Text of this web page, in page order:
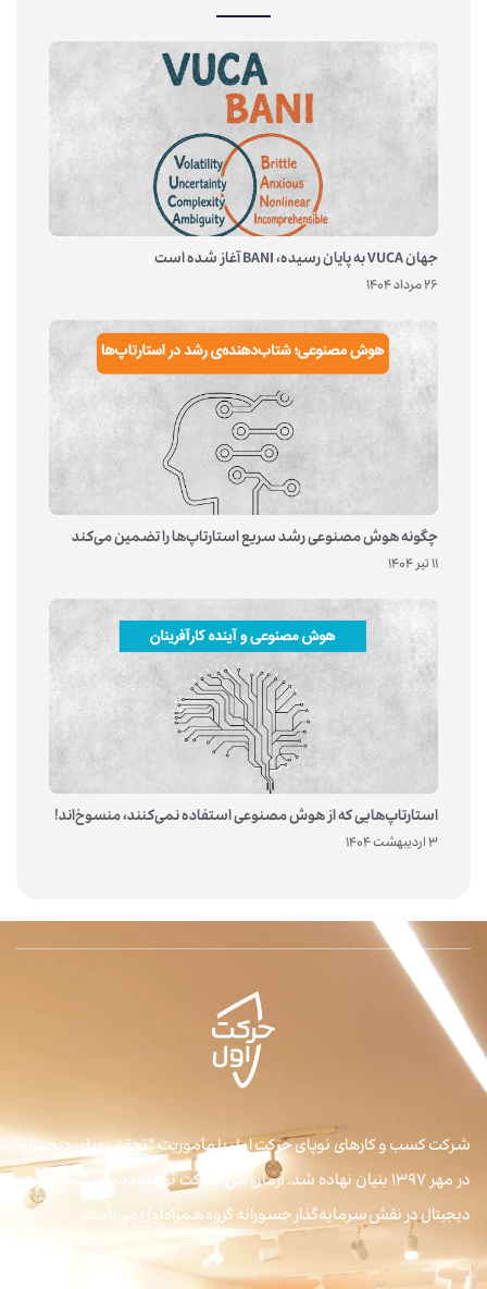
جهان VUCA به پایان رسیده، BANI آغاز شده است
26 مرداد 1404
چگونه هوش مصنوعی رشد سریع استارتاپ‌ها را تضمین می‌کند
11 تیر 1404
استارتاپ‌هایی که از هوش مصنوعی استفاده نمی‌کنند، منسوخ‌اند!
3 اردیبهشت 1404
شرکت کسب و کارهای نوپای حرکت اول با مأموریت “تحقق رویای دیجیتال”
در مهر ۱۳۹۷ بنیان نهاده شد. آرمان این شرکت توانمندسازی اکوسیستم
دیجیتال در نقش سرمایه‌گذار جسورانه گروه همراه اول می‌باشد.